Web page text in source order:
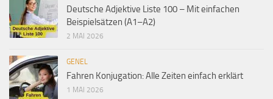
Deutsche Adjektive Liste 100 – Mit einfachen
Beispielsätzen (A1–A2)
2 MAI 2026
GENEL
Fahren Konjugation: Alle Zeiten einfach erklärt
1 MAI 2026